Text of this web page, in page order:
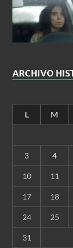
ARCHIVO
L
M
3 4
10 11
17 18
24 25
31